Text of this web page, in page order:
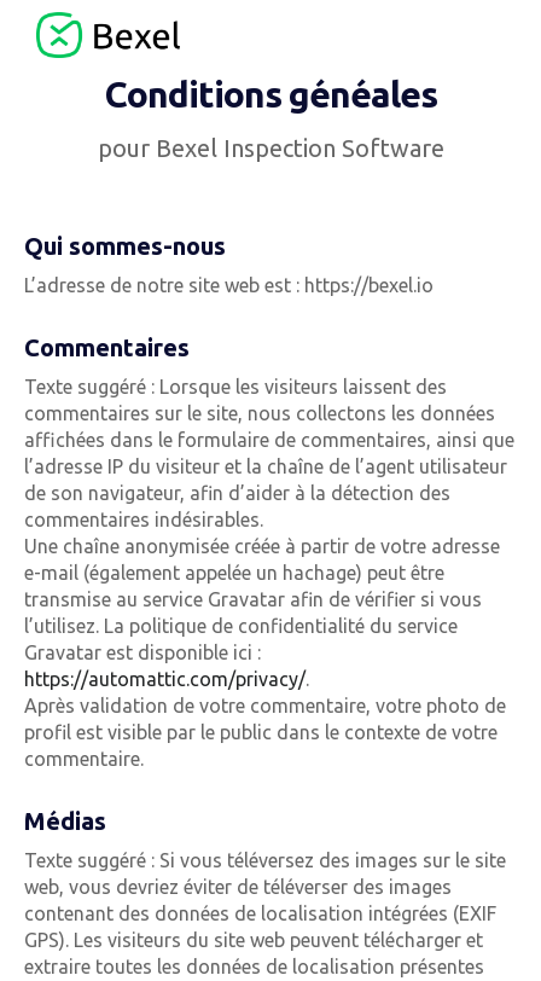
Conditions généales
pour Bexel Inspection Software
Qui sommes-nous
L’adresse de notre site web est : https://bexel.io
Commentaires
Texte suggéré : Lorsque les visiteurs laissent des
commentaires sur le site, nous collectons les données
affichées dans le formulaire de commentaires, ainsi que
l’adresse IP du visiteur et la chaîne de l’agent utilisateur
de son navigateur, afin d’aider à la détection des
commentaires indésirables.
Une chaîne anonymisée créée à partir de votre adresse
e-mail (également appelée un hachage) peut être
transmise au service Gravatar afin de vérifier si vous
l’utilisez. La politique de confidentialité du service
Gravatar est disponible ici :
https://automattic.com/privacy/.
Après validation de votre commentaire, votre photo de
profil est visible par le public dans le contexte de votre
commentaire.
Médias
Texte suggéré : Si vous téléversez des images sur le site
web, vous devriez éviter de téléverser des images
contenant des données de localisation intégrées (EXIF
GPS). Les visiteurs du site web peuvent télécharger et
extraire toutes les données de localisation présentes